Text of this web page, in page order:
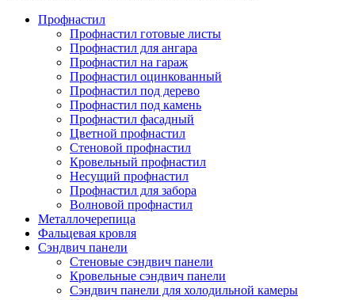
Профнастил
Профнастил готовые листы
Профнастил для ангара
Профнастил на гараж
Профнастил оцинкованный
Профнастил под дерево
Профнастил под камень
Профнастил фасадный
Цветной профнастил
Стеновой профнастил
Кровельный профнастил
Несущий профнастил
Профнастил для забора
Волновой профнастил
Металлочерепица
Фальцевая кровля
Сэндвич панели
Стеновые сэндвич панели
Кровельные сэндвич панели
Сэндвич панели для холодильной камеры